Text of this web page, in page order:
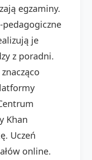
egzaminy.
je
z poradni.
Khan
Uczeń
online.